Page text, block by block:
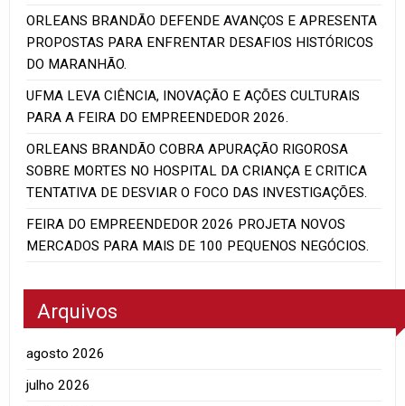
ORLEANS BRANDÃO DEFENDE AVANÇOS E APRESENTA
PROPOSTAS PARA ENFRENTAR DESAFIOS HISTÓRICOS
DO MARANHÃO.
UFMA LEVA CIÊNCIA, INOVAÇÃO E AÇÕES CULTURAIS
PARA A FEIRA DO EMPREENDEDOR 2026.
ORLEANS BRANDÃO COBRA APURAÇÃO RIGOROSA
SOBRE MORTES NO HOSPITAL DA CRIANÇA E CRITICA
TENTATIVA DE DESVIAR O FOCO DAS INVESTIGAÇÕES.
FEIRA DO EMPREENDEDOR 2026 PROJETA NOVOS
MERCADOS PARA MAIS DE 100 PEQUENOS NEGÓCIOS.
Arquivos
agosto 2026
julho 2026